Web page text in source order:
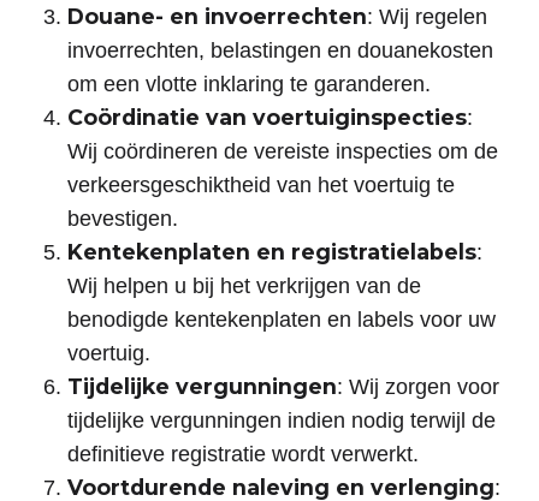
Douane- en invoerrechten: Wij regelen
invoerrechten, belastingen en douanekosten
om een vlotte inklaring te garanderen.
Coördinatie van voertuiginspecties:
Wij coördineren de vereiste inspecties om de
verkeersgeschiktheid van het voertuig te
bevestigen.
Kentekenplaten en registratielabels:
Wij helpen u bij het verkrijgen van de
benodigde kentekenplaten en labels voor uw
voertuig.
Tijdelijke vergunningen: Wij zorgen voor
tijdelijke vergunningen indien nodig terwijl de
definitieve registratie wordt verwerkt.
Voortdurende naleving en verlenging: